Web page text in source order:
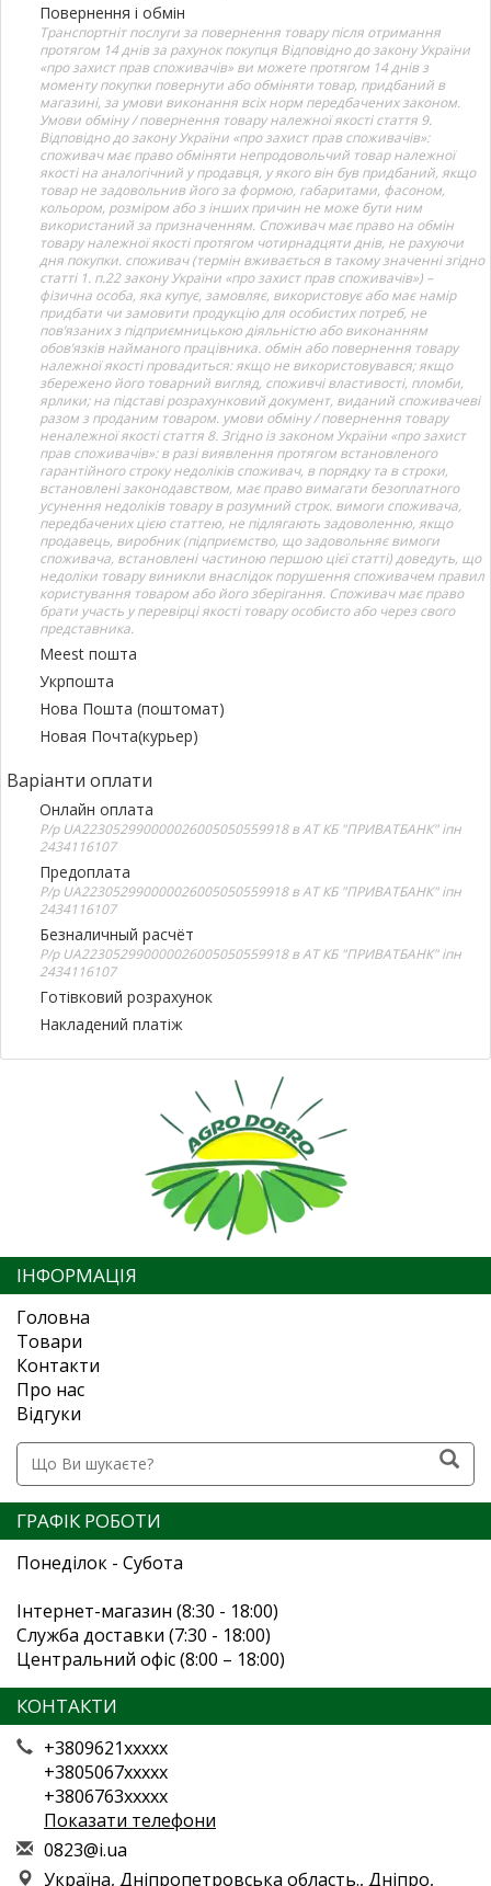
Повернення і обмін
Транспортніт послуги за повернення товару після отримання
протягом 14 днів за рахунок покупця Відповідно до закону України
«про захист прав споживачів» ви можете протягом 14 днів з
моменту покупки повернути або обміняти товар, придбаний в
магазині, за умови виконання всіх норм передбачених законом.
Умови обміну / повернення товару належної якості стаття 9.
Відповідно до закону України «про захист прав споживачів»:
споживач має право обміняти непродовольчий товар належної
якості на аналогічний у продавця, у якого він був придбаний, якщо
товар не задовольнив його за формою, габаритами, фасоном,
кольором, розміром або з інших причин не може бути ним
використаний за призначенням. Споживач має право на обмін
товару належної якості протягом чотирнадцяти днів, не рахуючи
дня покупки. споживач (термін вживається в такому значенні згідно
статті 1. п.22 закону України «про захист прав споживачів») –
фізична особа, яка купує, замовляє, використовує або має намір
придбати чи замовити продукцію для особистих потреб, не
пов’язаних з підприємницькою діяльністю або виконанням
обов’язків найманого працівника. обмін або повернення товару
належної якості провадиться: якщо не використовувався; якщо
збережено його товарний вигляд, споживчі властивості, пломби,
ярлики; на підставі розрахунковий документ, виданий споживачеві
разом з проданим товаром. умови обміну / повернення товару
неналежної якості стаття 8. Згідно із законом України «про захист
прав споживачів»: в разі виявлення протягом встановленого
гарантійного строку недоліків споживач, в порядку та в строки,
встановлені законодавством, має право вимагати безоплатного
усунення недоліків товару в розумний строк. вимоги споживача,
передбачених цією статтею, не підлягають задоволенню, якщо
продавець, виробник (підприємство, що задовольняє вимоги
споживача, встановлені частиною першою цієї статті) доведуть, що
недоліки товару виникли внаслідок порушення споживачем правил
користування товаром або його зберігання. Споживач має право
брати участь у перевірці якості товару особисто або через свого
представника.
Meest пошта
Укрпошта
Нова Пошта (поштомат)
Новая Почта(курьер)
Варіанти оплати
Онлайн оплата
Р/р UA223052990000026005050559918 в АТ КБ "ПРИВАТБАНК" іпн
2434116107
Предоплата
Р/р UA223052990000026005050559918 в АТ КБ "ПРИВАТБАНК" іпн
2434116107
Безналичный расчёт
Р/р UA223052990000026005050559918 в АТ КБ "ПРИВАТБАНК" іпн
2434116107
Готівковий розрахунок
Накладений платіж
ІНФОРМАЦІЯ
Головна
Товари
Контакти
Про нас
Відгуки
ГРАФІК РОБОТИ
Понеділок - Субота
Інтернет-магазин (8:30 - 18:00)
Служба доставки (7:30 - 18:00)
Центральний офіс (8:00 – 18:00)
КОНТАКТИ
+3809621xxxxx
+3805067xxxxx
+3806763xxxxx
Показати телефони
0823@i.ua
Україна, Дніпропетровська область., Дніпро,